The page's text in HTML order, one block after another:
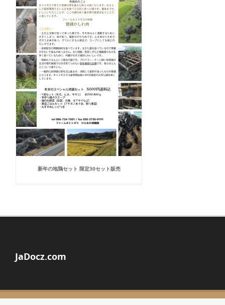
新年の地鶏セット 限定30セット販売
JaDocz.com